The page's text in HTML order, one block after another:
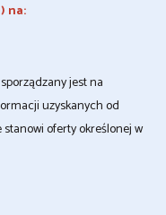
na:
jest na
uzyskanych od
oferty określonej w